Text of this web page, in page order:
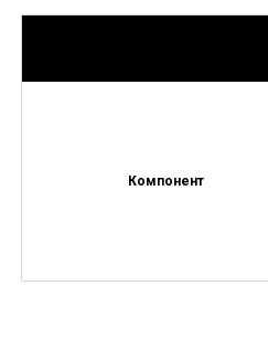
Компонент